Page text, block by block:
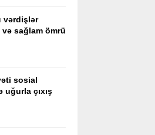
vərdişlər
sağlam ömrü
sosial
uğurla çıxış